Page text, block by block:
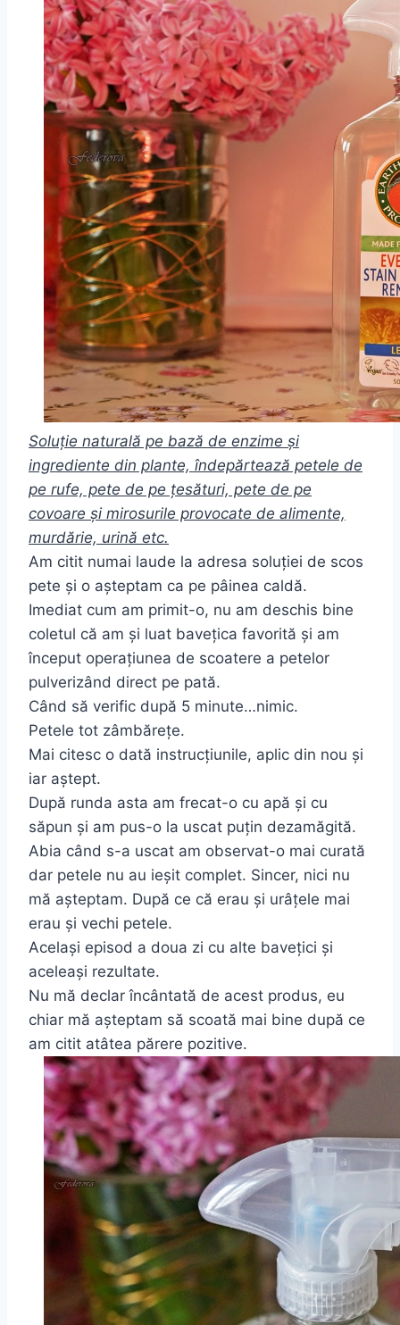
Soluție naturală pe bază de enzime și
ingrediente din plante, îndepărtează petele de
pe rufe, pete de pe țesături, pete de pe
covoare și mirosurile provocate de alimente,
murdărie, urină etc.
Am citit numai laude la adresa soluției de scos
pete și o așteptam ca pe pâinea caldă.
Imediat cum am primit-o, nu am deschis bine
coletul că am și luat bavețica favorită și am
început operațiunea de scoatere a petelor
pulverizând direct pe pată.
Când să verific după 5 minute…nimic.
Petele tot zâmbărețe.
Mai citesc o dată instrucțiunile, aplic din nou și
iar aștept.
După runda asta am frecat-o cu apă și cu
săpun și am pus-o la uscat puțin dezamăgită.
Abia când s-a uscat am observat-o mai curată
dar petele nu au ieșit complet. Sincer, nici nu
mă așteptam. După ce că erau și urâțele mai
erau și vechi petele.
Același episod a doua zi cu alte bavețici și
aceleași rezultate.
Nu mă declar încântată de acest produs, eu
chiar mă așteptam să scoată mai bine după ce
am citit atâtea părere pozitive.